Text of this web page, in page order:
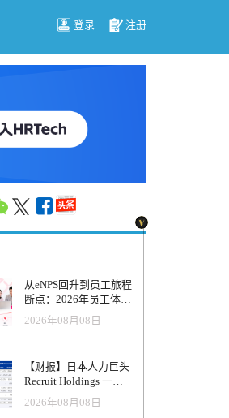
登录 注册
从eNPS回升到员工旅程
断点：2026年员工体验
管理正在发生什么变
2026年08月08日
【财报】日本人力巨头
Recruit Holdings 一季
度营收破1.04万亿日
元：Indeed美国收入逆
2026年08月08日